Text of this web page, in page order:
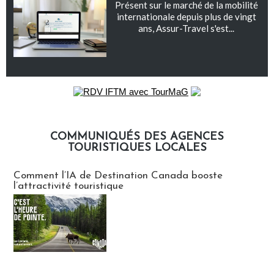
Présent sur le marché de la mobilité
internationale depuis plus de vingt
ans, Assur-Travel s'est...
COMMUNIQUÉS DES AGENCES
TOURISTIQUES LOCALES
Comment l’IA de Destination Canada booste
l’attractivité touristique